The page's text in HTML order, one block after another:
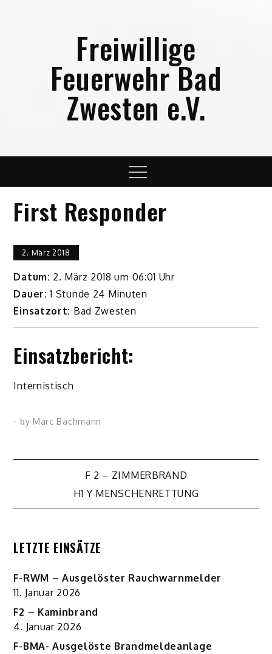
Freiwillige
Feuerwehr Bad
Zwesten e.V.
Menu
First Responder
2. März 2018
Datum: 2. März 2018 um 06:01 Uhr
Dauer: 1 Stunde 24 Minuten
Einsatzort: Bad Zwesten
Einsatzbericht:
Internistisch
- by Marc Bachmann
Beitragsnavigation
F 2 – ZIMMERBRAND
H1 Y MENSCHENRETTUNG
LETZTE EINSÄTZE
F-RWM – Ausgelöster Rauchwarnmelder
11. Januar 2026
F2 – Kaminbrand
4. Januar 2026
F-BMA- Ausgelöste Brandmeldeanlage